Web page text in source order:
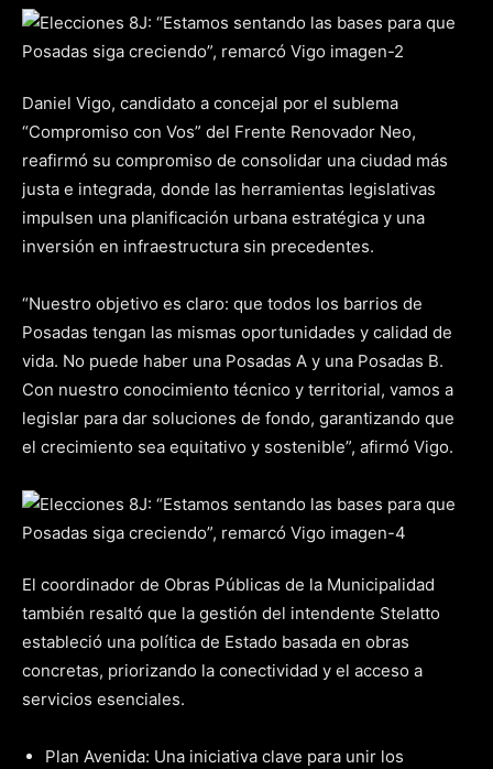
Daniel Vigo, candidato a concejal por el sublema
“Compromiso con Vos” del Frente Renovador Neo,
reafirmó su compromiso de consolidar una ciudad más
justa e integrada, donde las herramientas legislativas
impulsen una planificación urbana estratégica y una
inversión en infraestructura sin precedentes.
“Nuestro objetivo es claro: que todos los barrios de
Posadas tengan las mismas oportunidades y calidad de
vida. No puede haber una Posadas A y una Posadas B.
Con nuestro conocimiento técnico y territorial, vamos a
legislar para dar soluciones de fondo, garantizando que
el crecimiento sea equitativo y sostenible”, afirmó Vigo.
El coordinador de Obras Públicas de la Municipalidad
también resaltó que la gestión del intendente Stelatto
estableció una política de Estado basada en obras
concretas, priorizando la conectividad y el acceso a
servicios esenciales.
Plan Avenida: Una iniciativa clave para unir los